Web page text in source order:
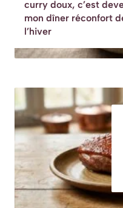
curry doux, c’est
mon dîner réconfort
l’hiver